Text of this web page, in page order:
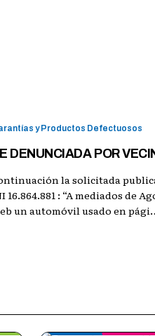
y Productos Defectuosos
DENUNCIADA POR
la solicitada
16.864.881 : “A mediados de
un automóvil usado en pági